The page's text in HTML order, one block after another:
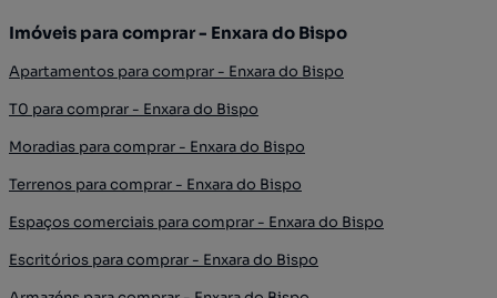
Imóveis para comprar - Enxara do Bispo
Apartamentos para comprar - Enxara do Bispo
T0 para comprar - Enxara do Bispo
Moradias para comprar - Enxara do Bispo
Terrenos para comprar - Enxara do Bispo
Espaços comerciais para comprar - Enxara do Bispo
Escritórios para comprar - Enxara do Bispo